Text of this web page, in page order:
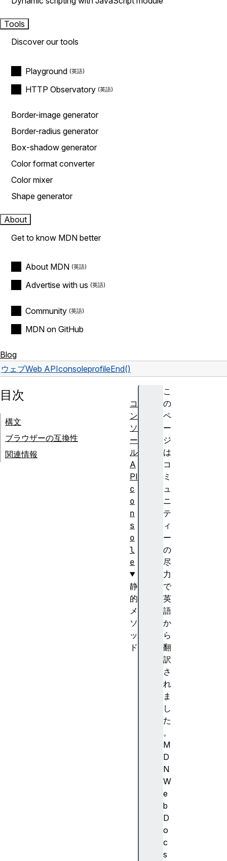
Tools
Discover our tools
Playground
HTTP Observatory
Border-image generator
Border-radius generator
Box-shadow generator
Color format converter
Color mixer
Shape generator
About
Get to know MDN better
About MDN
Advertise with us
Community
MDN on GitHub
Blog
ウェブWeb APIconsoleprofileEnd()
こ
の
ペ
ー
ジ
は
コ
ミ
ュ
ニ
テ
ィ
ー
の
尽
力
で
英
語
か
ら
翻
訳
さ
れ
ま
し
た
。
M
D
N
W
e
b
D
o
c
s
目次
構文
ブラウザーの互換性
関連情報
コ
ン
ソ
ー
ル
A
PI
c
o
n
s
o
l
e
静
的
メ
ソ
ッ
ド